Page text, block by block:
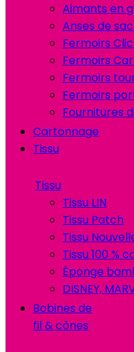
Aimants en
Anses de
Fermoirs
Fermoirs
Fermoirs
Fermoirs
Fournitures
Cartonnage
Tissu
Tissu
Tissu LIN
Tissu Patch
Tissu
Tissu 100 %
Éponge
DISNEY,
Bobines de
fil & cônes